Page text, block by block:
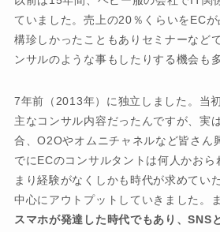
ていました。売上の20％くらいをEC
構珍しかったこともありセミナーなど
ンサルのような事もしたりする機会も
7年前（2013年）に独立しました。当
主なコンサル内容だったんですが、実
合、O2Oやオムニチャネルなど皆さん
でにECのコンサルタントは何人かおら
まり経験がなくしかも時代が求めてい
中心にアウトプットしていきました。ま
スマホが発達した時代でもあり、SNS